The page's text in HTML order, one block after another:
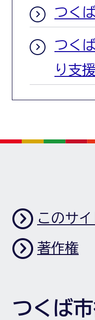
つく
つく
り支
このサ
著作権
つくば